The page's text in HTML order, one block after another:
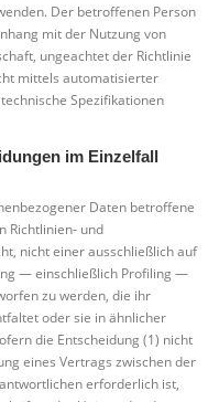
Der betroffenen Person
mit der Nutzung von
ungeachtet der Richtlinie
mittels automatisierter
Spezifikationen
im Einzelfall
Daten betroffene
Richtlinien- und
nicht einer ausschließlich auf
— einschließlich Profiling —
zu werden, die ihr
oder sie in ähnlicher
die Entscheidung (1) nicht
eines Vertrags zwischen der
erforderlich ist,